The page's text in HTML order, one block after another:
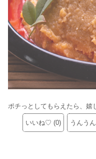
ポチっとしてもらえたら、嬉
いいね♡ (0) うんうん